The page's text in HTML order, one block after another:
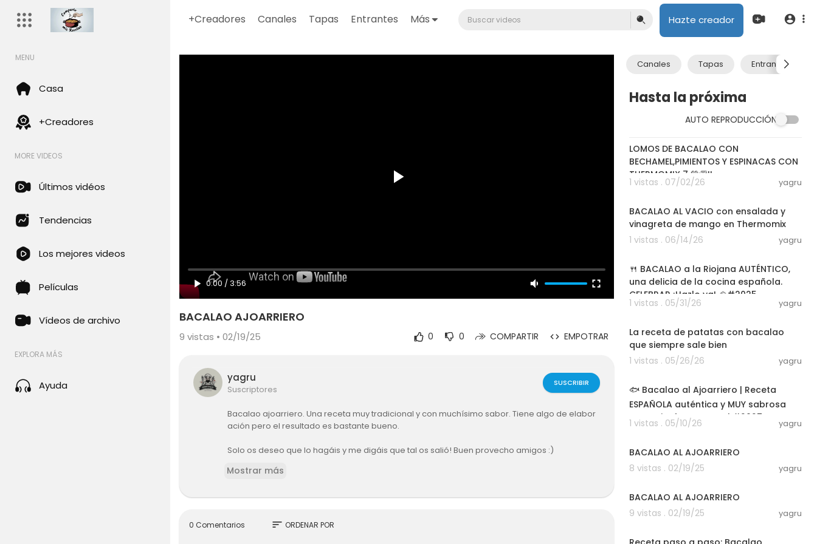
+Creadores Canales Tapas Entrantes Más Hazte creador
MENU
Casa
+Creadores
MORE VIDEOS
Últimos vidéos
Tendencias
Los mejores videos
Películas
Vídeos de archivo
EXPLORA MÁS
Ayuda
0:00 /3:56
Canales Tapas Entrantes
Hasta la próxima
AUTO REPRODUCCIÓN
10:35
LOMOS DE BACALAO CON
BECHAMEL,PIMIENTOS Y ESPINACAS CON
THERMOMIX 7 💚👏!!
1 vistas . 07/02/26 yagru
BACALAO AL VACIO con ensalada y
vinagreta de mango en Thermomix
1 vistas . 06/14/26
yagru
🍴 BACALAO a la Riojana AUTÉNTICO,
una delicia de la cocina española.
CELEBRAR ¡Hazlo ya! 🥘#2025
1 vistas . 05/31/26 yagru
La receta de patatas con bacalao
que siempre sale bien
1 vistas . 05/26/26
yagru
🐟 Bacalao al Ajoarriero | Receta
ESPAÑOLA auténtica y MUY sabrosa
para triunfar en casa | #2027 🔥
1 vistas . 05/10/26 yagru
BACALAO AL AJOARRIERO
8 vistas . 02/19/25
yagru
BACALAO AL AJOARRIERO
9 vistas . 02/19/25
yagru
BACALAO AJOARRIERO
9 vistas • 02/19/25 0 0 COMPARTIR EMPOTRAR
yagru
Suscriptores
SUSCRIBIR
Bacalao ajoarriero. Una receta muy tradicional y con muchísimo sabor. Tiene algo de elabor
ación pero el resultado es bastante bueno.
Solo os deseo que lo hagáis y me digáis que tal os salió! Buen provecho amigos :)
Mostrar más
0 Comentarios sort ORDENAR POR